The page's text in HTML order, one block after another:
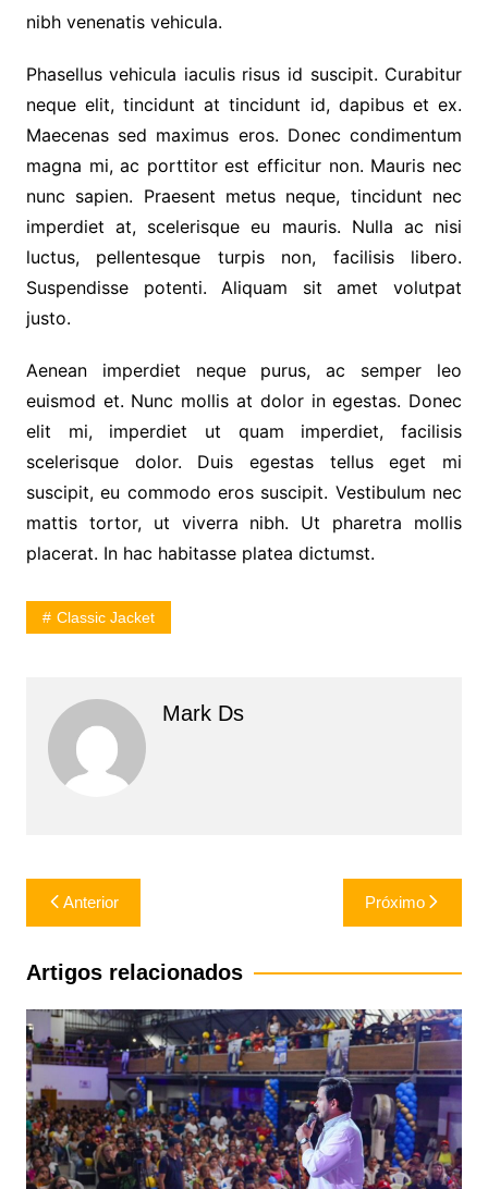
nibh venenatis vehicula.
Phasellus vehicula iaculis risus id suscipit. Curabitur
neque elit, tincidunt at tincidunt id, dapibus et ex.
Maecenas sed maximus eros. Donec condimentum
magna mi, ac porttitor est efficitur non. Mauris nec
nunc sapien. Praesent metus neque, tincidunt nec
imperdiet at, scelerisque eu mauris. Nulla ac nisi
luctus, pellentesque turpis non, facilisis libero.
Suspendisse potenti. Aliquam sit amet volutpat
justo.
Aenean imperdiet neque purus, ac semper leo
euismod et. Nunc mollis at dolor in egestas. Donec
elit mi, imperdiet ut quam imperdiet, facilisis
scelerisque dolor. Duis egestas tellus eget mi
suscipit, eu commodo eros suscipit. Vestibulum nec
mattis tortor, ut viverra nibh. Ut pharetra mollis
placerat. In hac habitasse platea dictumst.
Classic Jacket
Mark Ds
Navegação
de
Post
Anterior Próximo
Artigos relacionados